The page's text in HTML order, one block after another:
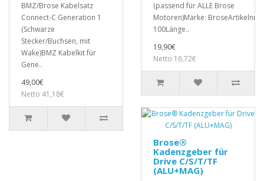
BMZ/Brose Kabelsatz
Connect-C Generation 1
(Schwarze
Stecker/Buchsen, mit
Wake)BMZ Kabelkit für
Gene..
49,00€
Netto 41,18€
(passend für ALLE Brose
Motoren)Marke: BroseArtikelnr.:
100Länge..
19,90€
Netto 16,72€
Brose®
Kadenzgeber für
Drive C/S/T/TF
(ALU+MAG)